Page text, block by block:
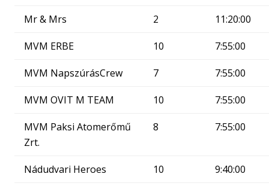
Mr & Mrs 2 11:20:00
MVM ERBE 10 7:55:00
MVM NapszúrásCrew 7 7:55:00
MVM OVIT M TEAM 10 7:55:00
MVM Paksi Atomerőmű
Zrt.
8 7:55:00
Nádudvari Heroes 10 9:40:00